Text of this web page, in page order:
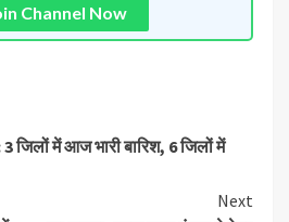
Channel Now
3 जिलों में आज भारी बारिश, 6 जिलों में
Next